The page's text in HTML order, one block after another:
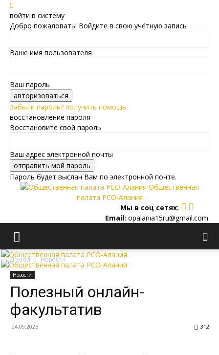
войти в систему
Добро пожаловать! Войдите в свою учётную запись
Ваше имя пользователя
Ваш пароль
Забыли пароль? получить помощь
восстановление пароля
Восстановите свой пароль
Ваш адрес электронной почты
Пароль будет выслан Вам по электронной почте.
Общественная
палата РСО-Алания
Мы в соц сетях:
Email: opalania15ru@gmail.com
Домой Новости
Новости
Полезный онлайн-
факультатив
24.09.2025 312